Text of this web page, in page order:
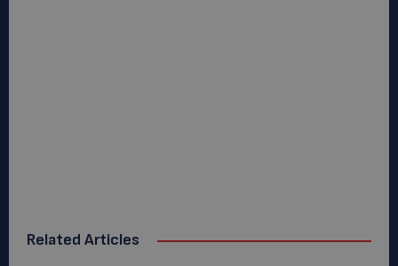
Related Articles